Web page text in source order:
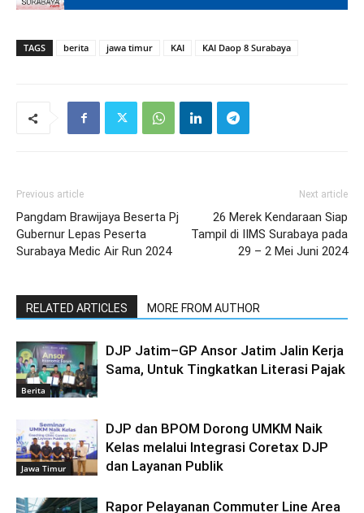
TAGS berita jawa timur KAI KAI Daop 8 Surabaya
Previous article
Pangdam Brawijaya Beserta Pj
Gubernur Lepas Peserta
Surabaya Medic Air Run 2024
Next article
26 Merek Kendaraan Siap
Tampil di IIMS Surabaya pada
29 – 2 Mei Juni 2024
RELATED ARTICLES MORE FROM AUTHOR
Berita
DJP Jatim–GP Ansor Jatim Jalin Kerja
Sama, Untuk Tingkatkan Literasi Pajak
Jawa Timur
DJP dan BPOM Dorong UMKM Naik
Kelas melalui Integrasi Coretax DJP
dan Layanan Publik
Rapor Pelayanan Commuter Line Area